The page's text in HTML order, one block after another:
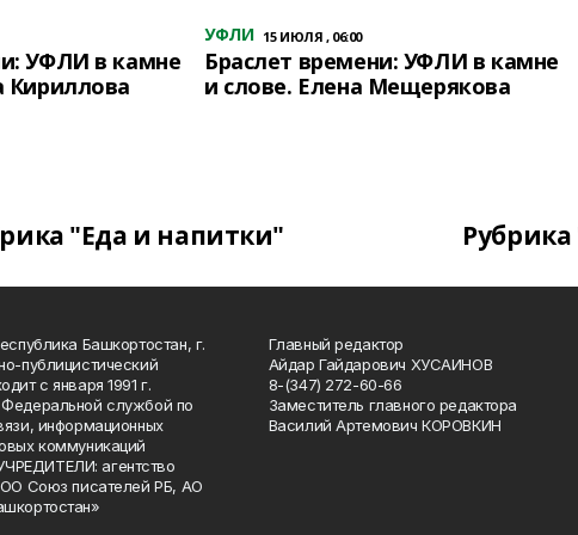
УФЛИ в камне
Кириллова
УФЛИ 15 ИЮЛЯ , 06:00
Браслет времени: УФЛИ в камне
и слове. Елена Мещерякова
"Еда и напитки"
Башкортостан, г.
публицистический
с января 1991 г.
службой по
информационных
коммуникаций
агентство
Союз писателей РБ, АО
Главный редактор
Айдар Гайдарович ХУСАИНОВ
8-(347) 272-60-66
Заместитель главного редактора
Василий Артемович КОРОВКИН